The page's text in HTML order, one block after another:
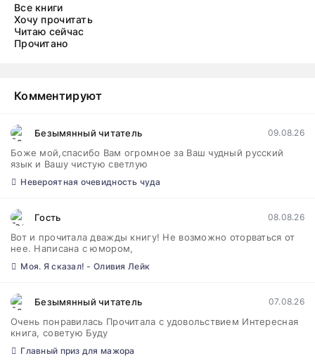
Все книги
Хочу прочитать
Читаю сейчас
Прочитано
Комментируют
Безымянный читатель 09.08.26
Боже мой,спасибо Вам огромное за Ваш чудный русский
язык и Вашу чистую светлую
Невероятная очевидность чуда
Гость 08.08.26
Вот и прочитала дважды книгу! Не возможно оторваться от
нее. Написана с юмором,
Моя. Я сказал! - Оливия Лейк
Безымянный читатель 07.08.26
Очень понравилась Прочитала с удовольствием Интересная
книга, советую Буду
Главный приз для мажора